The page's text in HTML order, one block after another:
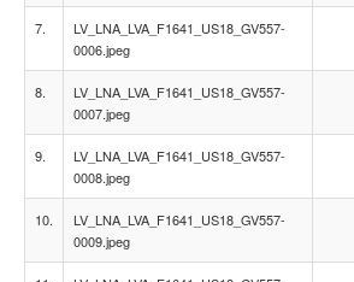
7.
LV_LNA_LVA_F1641_US18_GV557-
0006.jpeg
8.
LV_LNA_LVA_F1641_US18_GV557-
0007.jpeg
9.
LV_LNA_LVA_F1641_US18_GV557-
0008.jpeg
10.
LV_LNA_LVA_F1641_US18_GV557-
0009.jpeg